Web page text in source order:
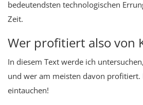
bedeutendsten technologischen
Zeit.
Wer profitiert also von
In diesem Text werde ich
und wer am meisten davon profitiert.
eintauchen!